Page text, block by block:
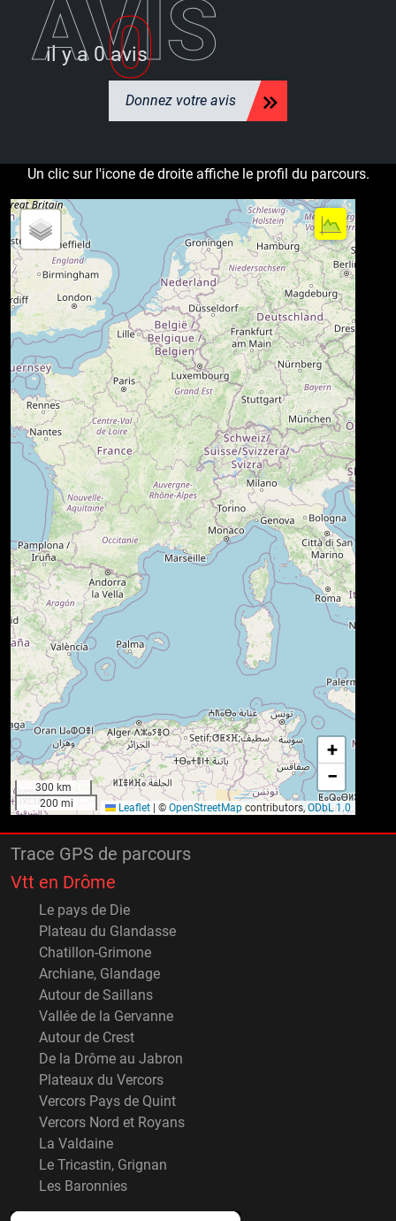
AVIS
il y a 0
0 avis
Donnez votre avis
Un clic sur l'icone de droite affiche le profil du parcours.
300 km
200 mi
+
−
Leaflet ©OpenStreetMap contributors,ODbL 1.0
Trace GPS de parcours
Vtt en Drôme
Le pays de Die
Plateau du Glandasse
Chatillon-Grimone
Archiane, Glandage
Autour de Saillans
Vallée de la Gervanne
Autour de Crest
De la Drôme au Jabron
Plateaux du Vercors
Vercors Pays de Quint
Vercors Nord et Royans
La Valdaine
Le Tricastin, Grignan
Les Baronnies